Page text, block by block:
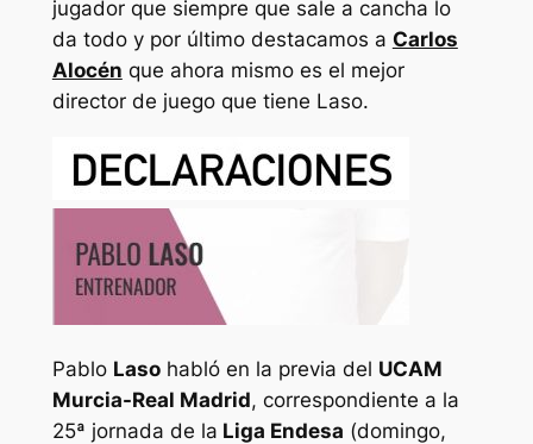
jugador que siempre que sale a cancha lo
da todo y por último destacamos a Carlos
Alocén que ahora mismo es el mejor
director de juego que tiene Laso.
Pablo Lasohabló en la previa del UCAM
Murcia-Real Madrid, correspondiente a la
25ª jornada de la Liga Endesa (domingo,